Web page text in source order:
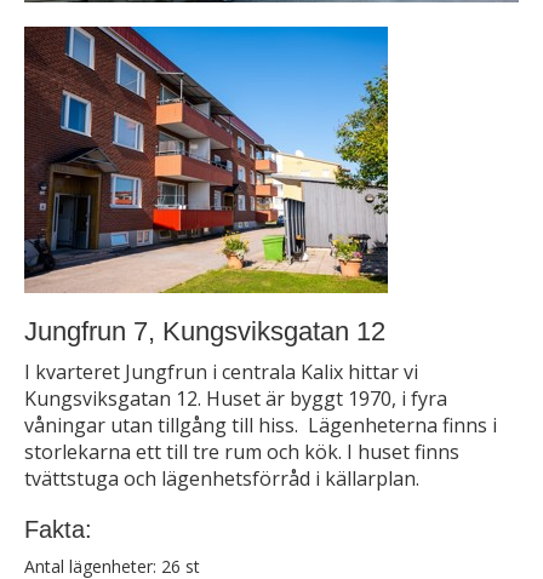
Jungfrun 7, Kungsviksgatan 12
I kvarteret Jungfrun i centrala Kalix hittar vi
Kungsviksgatan 12. Huset är byggt 1970, i fyra
våningar utan tillgång till hiss. Lägenheterna finns i
storlekarna ett till tre rum och kök. I huset finns
tvättstuga och lägenhetsförråd i källarplan.
Fakta:
Antal lägenheter: 26 st